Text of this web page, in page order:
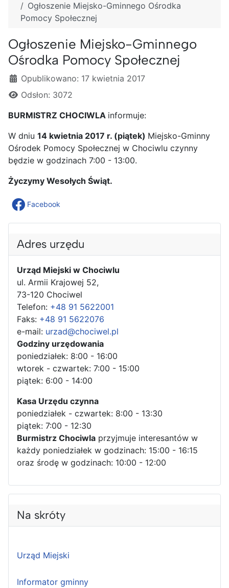
Ogłoszenie Miejsko-Gminnego Ośrodka
Pomocy Społecznej
Ogłoszenie Miejsko-Gminnego
Ośrodka Pomocy Społecznej
Szczegóły
Opublikowano: 17 kwietnia 2017
Odsłon: 3072
BURMISTRZ CHOCIWLA informuje:
W dniu 14 kwietnia 2017 r. (piątek) Miejsko-Gminny
Ośrodek Pomocy Społecznej w Chociwlu czynny
będzie w godzinach 7:00 - 13:00.
Życzymy Wesołych Świąt.
Facebook
Adres urzędu
Urząd Miejski w Chociwlu
ul. Armii Krajowej 52,
73-120 Chociwel
Telefon: +48 91 5622001
Faks: +48 91 5622076
e-mail: urzad@chociwel.pl
Godziny urzędowania
poniedziałek: 8:00 - 16:00
wtorek - czwartek: 7:00 - 15:00
piątek: 6:00 - 14:00
Kasa Urzędu czynna
poniedziałek - czwartek: 8:00 - 13:30
piątek: 7:00 - 12:30
Burmistrz Chociwla przyjmuje interesantów w
każdy poniedziałek w godzinach: 15:00 - 16:15
oraz środę w godzinach: 10:00 - 12:00
Na skróty
Urząd Miejski
Informator gminny